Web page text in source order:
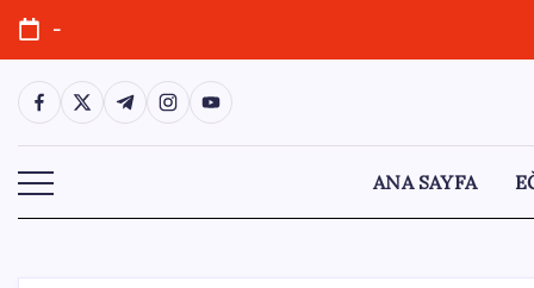
Skip
content
-
https://www.facebook.com/
https://twitter.com/
https://t.me/
https://www.instagram.com/
https://youtube.com/
ANA SAYFA